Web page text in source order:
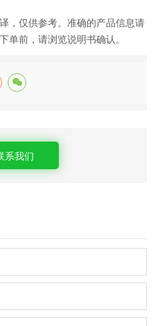
，仅供参考。准确的产品信息请
单前，请浏览说明书确认。
系我们